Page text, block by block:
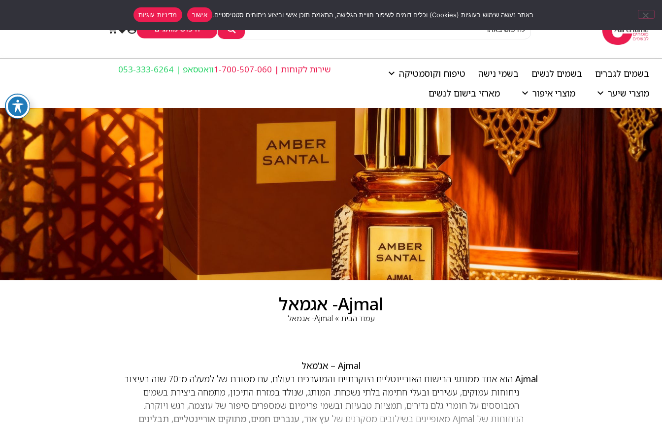
חיפוש מותגים
בשמים לגברים בשמים לנשים בשמי נישה
טיפוח וקוסמטיקה
מוצרי שיער
מוצרי איפור מארזי בישום לנשים
שירות לקוחות | 1-700-507-060 וואטסאפ | 053-333-6264
Ajmal- אגמאל
עמוד הבית » Ajmal- אגמאל
Ajmal – אג’מאל
Ajmal
הוא אחד ממותגי הבישום האוריינטליים היוקרתיים והמוערכים בעולם, עם מסורת של למעלה מ־70 שנה בעיצוב
ניחוחות עמוקים, עשירים ובעלי חתימה בלתי נשכחת. המותג, שנולד במזרח התיכון, מתמחה ביצירת בשמים
המבוססים על חומרי גלם נדירים, תמציות טבעיות ובשמי פרימיום שמספרים סיפור של עוצמה, רגש ויוקרה.
הניחוחות של Ajmal מאופיינים בשילובים מסקרנים של
עץ אוד, ענברים חמים, מתוקים אוריינטליים, תבלינים
באתר נעשה שימוש בעוגיות (Cookies) וכלים דומים לשיפור חוויית הגלישה, התאמת תוכן אישי וביצוע ניתוחים סטטיסטיים. אישור מדיניות עוגיות